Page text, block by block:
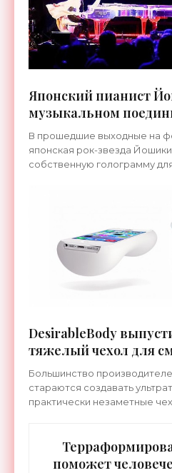
Японский пианист
музыкальном
голограммой -
В прошедшие выходные на
японская рок-звезда
собственную голограмму
DesirableBody
тяжелый чехол для
«Гаджеты»
Большинство
стараются создавать
практически незаметные
поможет